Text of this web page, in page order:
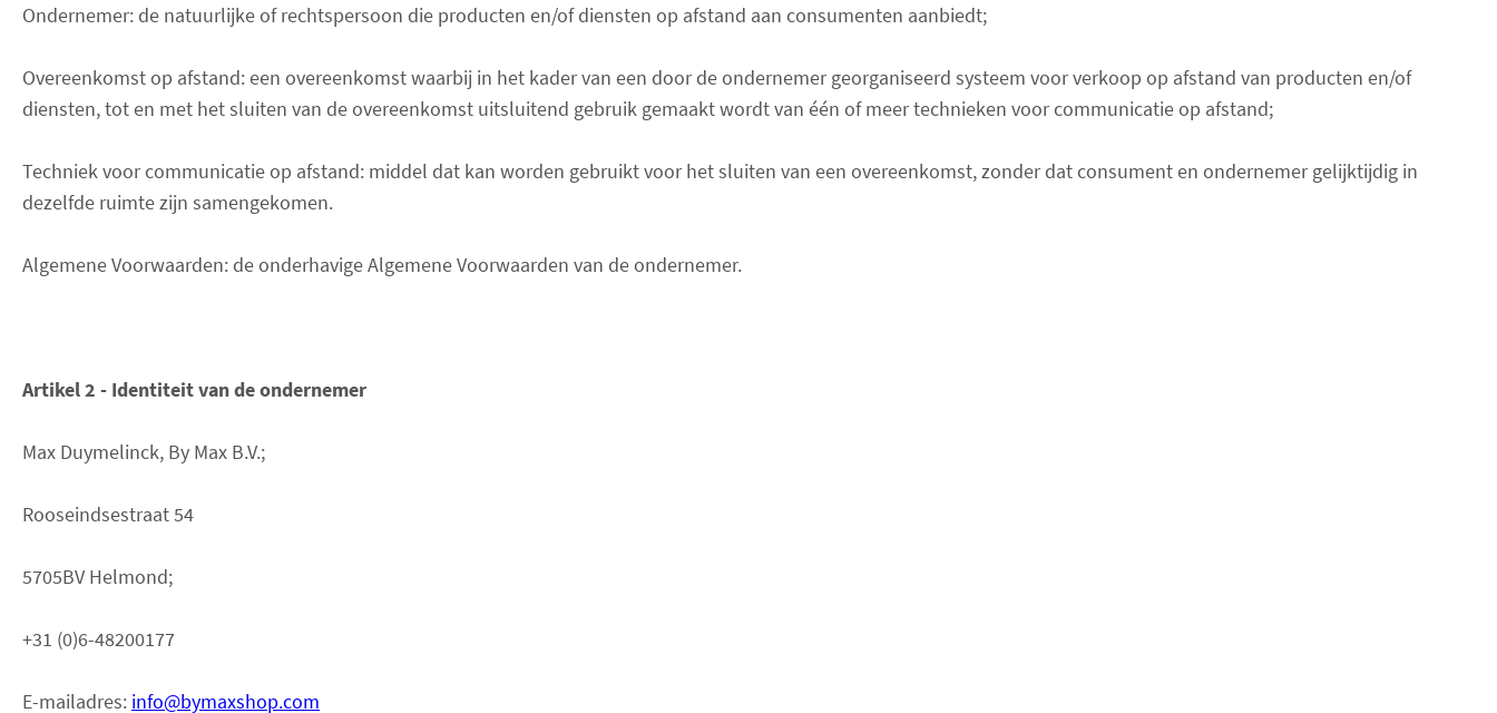
Ondernemer: de natuurlijke of rechtspersoon die producten en/of diensten op afstand aan consumenten aanbiedt;
Overeenkomst op afstand: een overeenkomst waarbij in het kader van een door de ondernemer georganiseerd systeem voor verkoop op afstand van producten en/of
diensten, tot en met het sluiten van de overeenkomst uitsluitend gebruik gemaakt wordt van één of meer technieken voor communicatie op afstand;
Techniek voor communicatie op afstand: middel dat kan worden gebruikt voor het sluiten van een overeenkomst, zonder dat consument en ondernemer gelijktijdig in
dezelfde ruimte zijn samengekomen.
Algemene Voorwaarden: de onderhavige Algemene Voorwaarden van de ondernemer.
Artikel 2 - Identiteit van de ondernemer
Max Duymelinck, By Max B.V.;
Rooseindsestraat 54
5705BV Helmond;
+31 (0)6-48200177
E-mailadres: info@bymaxshop.com